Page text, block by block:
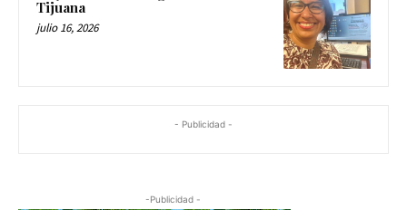
Tijuana
julio 16, 2026
- Publicidad -
-Publicidad -